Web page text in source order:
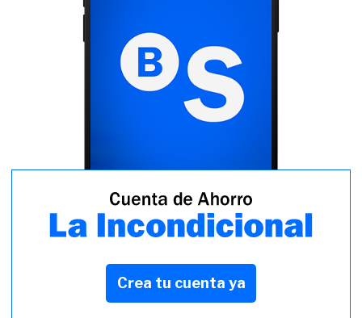
Crea tu cuenta ya